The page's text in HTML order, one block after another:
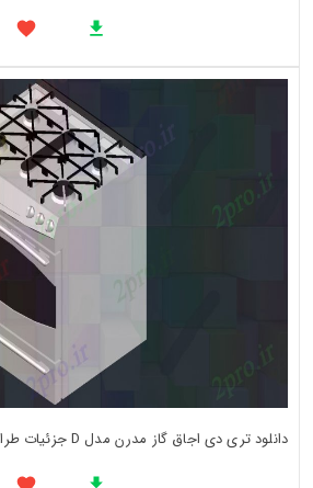
دانلود تری دی اجاق گاز مدرن مدل D جزئیات طراحی کد (کد24203)